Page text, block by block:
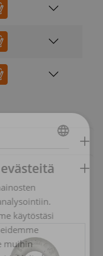
ENGLISH TRANSLATION
käytöstäsi
muihin